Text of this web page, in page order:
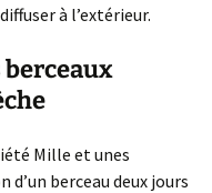
à l’extérieur.
berceaux
Mille et unes
d’un berceau deux jours